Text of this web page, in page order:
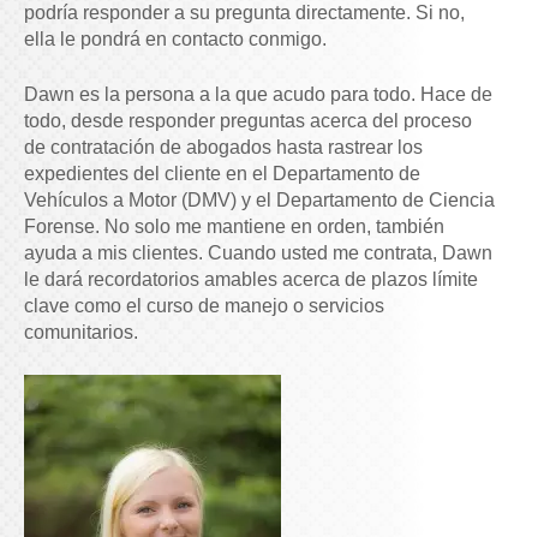
podría responder a su pregunta directamente. Si no,
ella le pondrá en contacto conmigo.
Dawn es la persona a la que acudo para todo. Hace de
todo, desde responder preguntas acerca del proceso
de contratación de abogados hasta rastrear los
expedientes del cliente en el Departamento de
Vehículos a Motor (DMV) y el Departamento de Ciencia
Forense. No solo me mantiene en orden, también
ayuda a mis clientes. Cuando usted me contrata, Dawn
le dará recordatorios amables acerca de plazos límite
clave como el curso de manejo o servicios
comunitarios.